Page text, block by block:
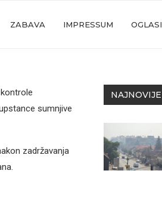
ZABAVA IMPRESSUM OGLASI
sumnjive
zadržavanja
NAJNOVIJE